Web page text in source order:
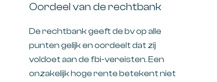
Oordeel van de rechtbank
De rechtbank geeft de bv op alle
punten gelijk en oordeelt dat zij
voldoet aan de fbi-vereisten. Een
onzakelijk hoge rente betekent niet